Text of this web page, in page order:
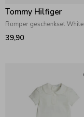
Tommy Hilfiger
Romper geschenkset White
39,90